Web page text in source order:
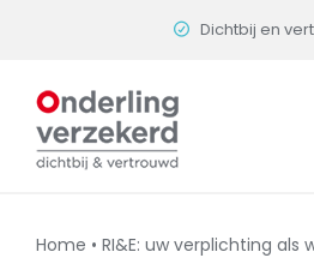
Dichtbij en
Home • RI&E: uw verplichting als